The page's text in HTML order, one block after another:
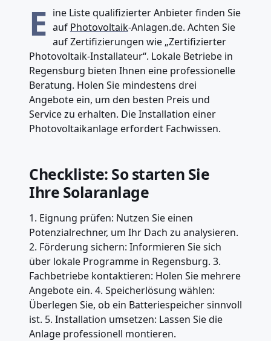
E ine Liste qualifizierter Anbieter finden Sie
auf Photovoltaik-Anlagen.de. Achten Sie
auf Zertifizierungen wie „Zertifizierter
Photovoltaik-Installateur“. Lokale Betriebe in
Regensburg bieten Ihnen eine professionelle
Beratung. Holen Sie mindestens drei
Angebote ein, um den besten Preis und
Service zu erhalten. Die Installation einer
Photovoltaikanlage erfordert Fachwissen.
Checkliste: So starten Sie
Ihre Solaranlage
1. Eignung prüfen: Nutzen Sie einen
Potenzialrechner, um Ihr Dach zu analysieren.
2. Förderung sichern: Informieren Sie sich
über lokale Programme in Regensburg. 3.
Fachbetriebe kontaktieren: Holen Sie mehrere
Angebote ein. 4. Speicherlösung wählen:
Überlegen Sie, ob ein Batteriespeicher sinnvoll
ist. 5. Installation umsetzen: Lassen Sie die
Anlage professionell montieren.